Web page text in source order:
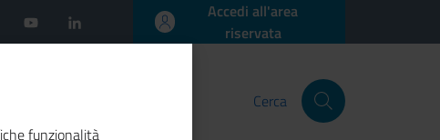
Accedi all'area
riservata
Cerca
funzionalità